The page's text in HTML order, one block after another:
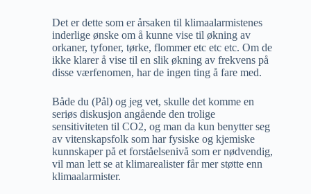
Det er dette som er årsaken til klimaalarmistenes
inderlige ønske om å kunne vise til økning av
orkaner, tyfoner, tørke, flommer etc etc etc. Om de
ikke klarer å vise til en slik økning av frekvens på
disse værfenomen, har de ingen ting å fare med.
Både du (Pål) og jeg vet, skulle det komme en
seriøs diskusjon angående den trolige
sensitiviteten til CO2, og man da kun benytter seg
av vitenskapsfolk som har fysiske og kjemiske
kunnskaper på et forståelsenivå som er nødvendig,
vil man lett se at klimarealister får mer støtte enn
klimaalarmister.